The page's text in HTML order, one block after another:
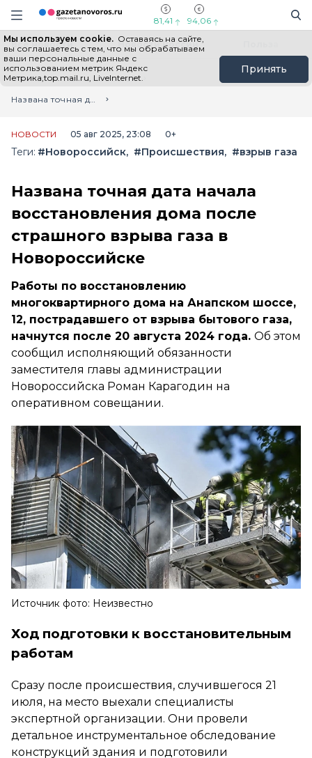
Информационный портал "ГазетаНоворос.ру"
Навигация сайта
81,41 94,06
Мы используем cookie. Оставаясь на сайте,
вы соглашаетесь с тем, что мы обрабатываем
ваши персональные данные с
использованием метрик Яндекс
Метрика,top.mail.ru, LiveInternet.
Принять
Все новости Новости России
Главная
Лента новостей
Названа точная дата начала восстановления дома после страшного взрыва газа в Новороссийске
НОВОСТИ 05 авг 2025, 23:08 0+
Теги: #Новороссийск #Происшествия #взрыв газа
Названа точная дата начала
восстановления дома после
страшного взрыва газа в
Новороссийске
Работы по восстановлению
многоквартирного дома на Анапском шоссе,
12, пострадавшего от взрыва бытового газа,
начнутся после 20 августа 2024 года. Об этом
сообщил исполняющий обязанности
заместителя главы администрации
Новороссийска Роман Карагодин на
оперативном совещании.
Источник фото: Неизвестно
Ход подготовки к восстановительным
работам
Сразу после происшествия, случившегося 21
июля, на место выехали специалисты
экспертной организации. Они провели
детальное инструментальное обследование
конструкций здания и подготовили